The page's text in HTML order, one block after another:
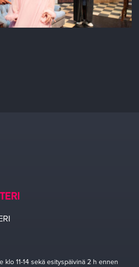
klo 11-14 sekä esityspäivinä 2 h ennen